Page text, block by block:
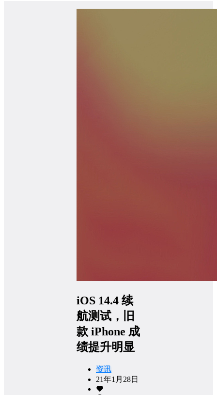
iOS 14.4 续
航测试，旧
款 iPhone 成
绩提升明显
资讯
21年1月28日